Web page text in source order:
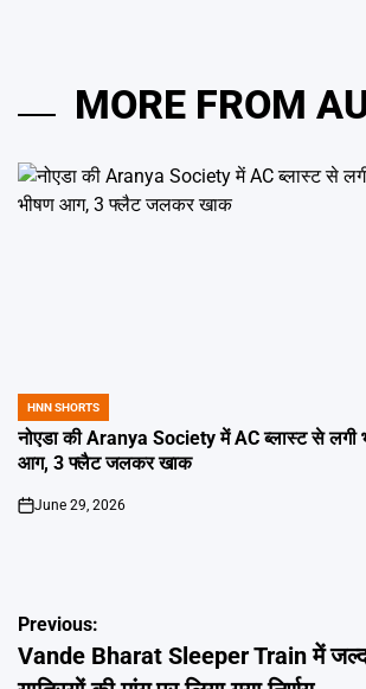
MORE FROM
POSTED
IN
HNN SHORTS
नोएडा की Aranya Society में AC ब्लास्ट से लगी
आग, 3 फ्लैट जलकर खाक
on
June 29, 2026
Post
navigation
Previous:
Vande Bharat Sleeper Train में जल्द